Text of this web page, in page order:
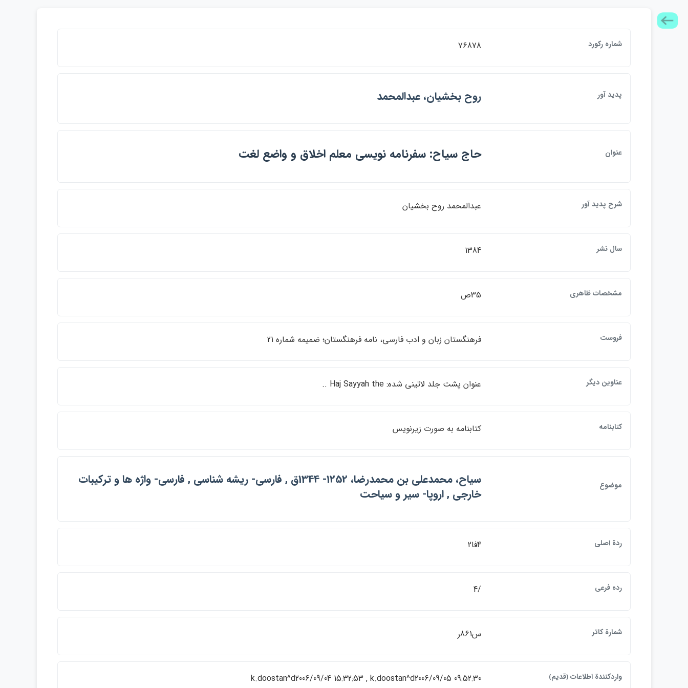
شماره ركورد 76878
پديد آور روح بخشيان، عبدالمحمد
عنوان حاج سياح: سفرنامه نويسي معلم اخلاق و واضع لغت
شرح پديد آور عبدالمحمد روح بخشيان
سال نشر 1384
مشخصات ظاهري 35ص
فروست فرهنگستان زبان و ادب فارسي، نامه فرهنگستان؛ ضميمه شماره 21
عناوين ديگر عنوان پشت جلد لاتيني شده: Haj Sayyah the ..
كتابنامه كتابنامه به صورت زيرنويس
موضوع
سياح، محمدعلي بن محمدرضا، 1252- 1344ق , فارسي- ريشه شناسي , فارسي- واژه ها و تركيبات
خارجي , اروپا- سير و سياحت
ردة اصلي 4فا2
رده فرعي /4
شمارة كاتر س861ر
واردكنندة اطلاعات ﴿قديم﴾ k.doostan^d2006/09/04 15:32:53 , k.doostan^d2006/09/05 09:52:30